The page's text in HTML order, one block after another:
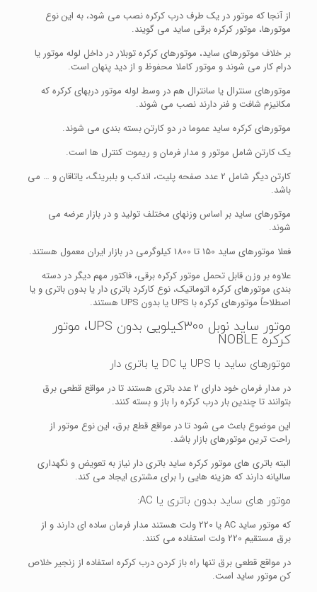
از آنجا که موتور در یک طرف درب کرکره نصب می شود، به این نوع
موتورها، موتور کرکره برقی ساید می گویند.
بر خلاف موتورهای ساید، موتورهای کرکره توبلار در داخل لوله موتور یا
درام کار می شوند و موتور کاملا محفوظ و از دید پنهان است.
موتورهای سنترال یا سانترال هم در وسط لوله موتور دربهای کرکره که
مکانیزم شافت و فنر دارند نصب می شوند.
موتورهای کرکره ساید عموما در دو کارتن بسته بندی می شوند.
یک کارتن شامل موتور و مدار فرمان و ریموت کنترل ها است.
کارتن دیگر شامل 2 عدد صفحه پلیت، اندکب و بلبرینگ، یاتاقان و … می
باشد.
موتورهای ساید بر اساس وزنهای مختلف تولید و در بازار عرضه می
شوند.
فعلا موتورهای ساید 150 تا 1800 کیلوگرمی در بازار ایران معمول هستند.
علاوه بر وزن قابل تحمل موتور کرکره برقی، فاکتور مهم دیگر در دسته
بندی موتورهای کرکره اتوماتیک، نوع کارکرد باتری دار یا بدون باتری و یا
اصطلاحاً موتورهای کرکره با UPS یا بدون UPS هستند.
موتور ساید نوبل 300کیلویی بدون UPS، موتور
کرکره NOBLE
موتورهای ساید با UPS یا DC یا باتری دار
در مدار فرمان خود دارای 2 عدد باتری هستند تا در مواقع قطعی برق
بتوانند تا چندین بار درب کرکره را باز و بسته کنند.
این موضوع باعث می شود تا در مواقع قطع برق، این نوع موتور از
راحت ترین موتورهای بازار باشد.
البته باتری های موتور کرکره ساید باتری دار نیاز به تعویض و نگهداری
سالیانه دارند که هزینه هایی را برای مشتری ایجاد می کند.
موتور های ساید بدون باتری یا AC:
که موتور ساید AC یا 220 ولت هستند مدار فرمان ساده ای دارند و از
برق مستقیم 220 ولت استفاده می کنند.
در مواقع قطعی برق تنها راه باز کردن درب کرکره استفاده از زنجیر خلاص
کن موتور ساید است.